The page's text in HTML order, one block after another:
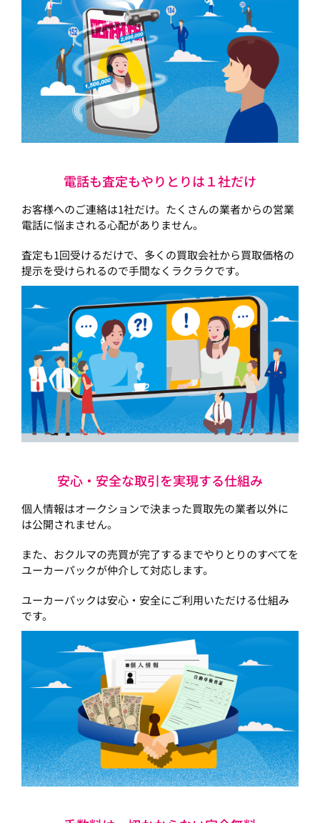
電話も査定もやりとりは１社だけ
お客様へのご連絡は1社だけ。たくさんの業者からの営業
電話に悩まされる心配がありません。
査定も1回受けるだけで、多くの買取会社から買取価格の
提示を受けられるので手間なくラクラクです。
安心・安全な取引を実現する仕組み
個人情報はオークションで決まった買取先の業者以外に
は公開されません。
また、おクルマの売買が完了するまでやりとりのすべてを
ユーカーパックが仲介して対応します。
ユーカーパックは安心・安全にご利用いただける仕組み
です。